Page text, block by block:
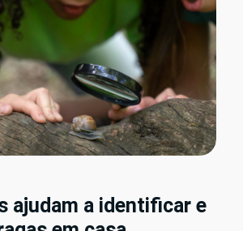
ajudam a identificar e